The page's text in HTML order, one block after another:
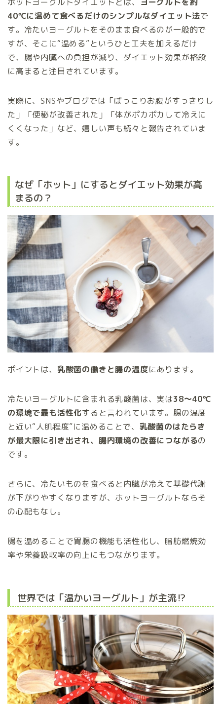
40℃に温めて食べるだけのシンプルなダイエット法で
す。冷たいヨーグルトをそのまま食べるのが一般的で
すが、そこに“温める”というひと工夫を加えるだけ
で、腸や内臓への負担が減り、ダイエット効果が格段
に高まると注目されています。
実際に、SNSやブログでは「ぽっこりお腹がすっきりし
た」「便秘が改善された」「体がポカポカして冷えに
くくなった」など、嬉しい声も続々と報告されていま
す。
なぜ「ホット」にするとダイエット効果が高
まるの？
ポイントは、 乳酸菌の働きと腸の温度にあります。
冷たいヨーグルトに含まれる乳酸菌は、実は38〜40℃
の環境で最も活性化すると言われています。腸の温度
と近い“人肌程度”に温めることで、 乳酸菌のはたらき
が最大限に引き出され、腸内環境の改善につながるの
です。
さらに、冷たいものを食べると内臓が冷えて基礎代謝
が下がりやすくなりますが、ホットヨーグルトならそ
の心配もなし。
腸を温めることで胃腸の機能も活性化し、脂肪燃焼効
率や栄養吸収率の向上にもつながります。
世界では「温かいヨーグルト」が主流⁉